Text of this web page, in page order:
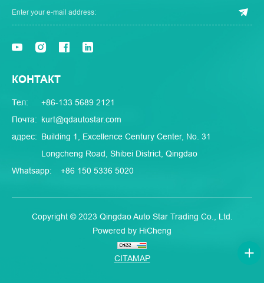
КОНТАКТ
Тел:
+86-133 5689 2121
Почта: kurt@qdautostar.com
адрес: Building 1, Excellence Century Center, No. 31
Longcheng Road, Shibei District, Qingdao
Whatsapp:
+86 150 5336 5020
Copyright © 2023 Qingdao Auto Star Trading Co., Ltd.
Powered by HiCheng
CITAMAP